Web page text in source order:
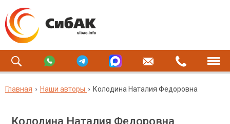
Главная Наши авторы Колодина Наталия Федоровна
Колодина Наталия Федоровна